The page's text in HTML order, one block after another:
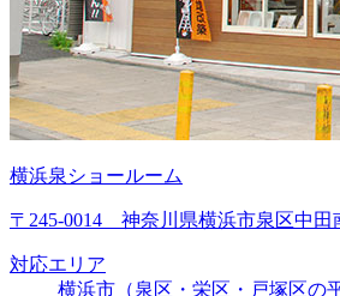
横浜泉ショールーム
〒245-0014 神奈川県横浜市泉区中田
対応エリア
横浜市（泉区・栄区・戸塚区の